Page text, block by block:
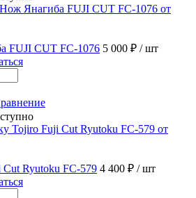
FUJI CUT FC-1076 5 000 ₽ / шт
Ryutoku FC-579 4 400 ₽ / шт